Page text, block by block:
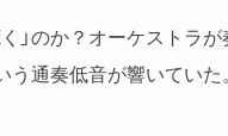
」のか？オーケストラ
う通奏低音が響いてい